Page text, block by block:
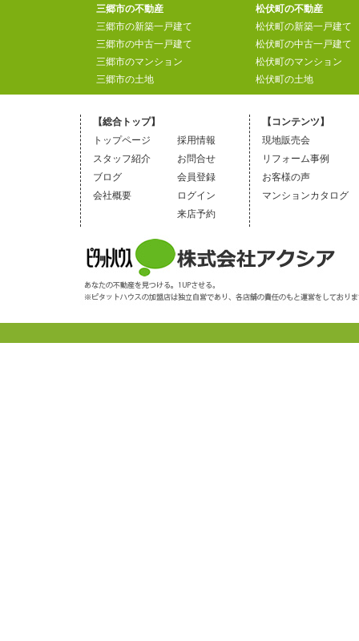
三郷市の不動産
三郷市の新築一戸建て
三郷市の中古一戸建て
三郷市のマンション
三郷市の土地
松伏町の不動産
松伏町の新築一戸建て
松伏町の中古一戸建て
松伏町のマンション
松伏町の土地
【総合トップ】
トップページ
スタッフ紹介
ブログ
会社概要
採用情報
お問合せ
会員登録
ログイン
来店予約
【コンテンツ】
現地販売会
リフォーム事例
お客様の声
マンションカタログ